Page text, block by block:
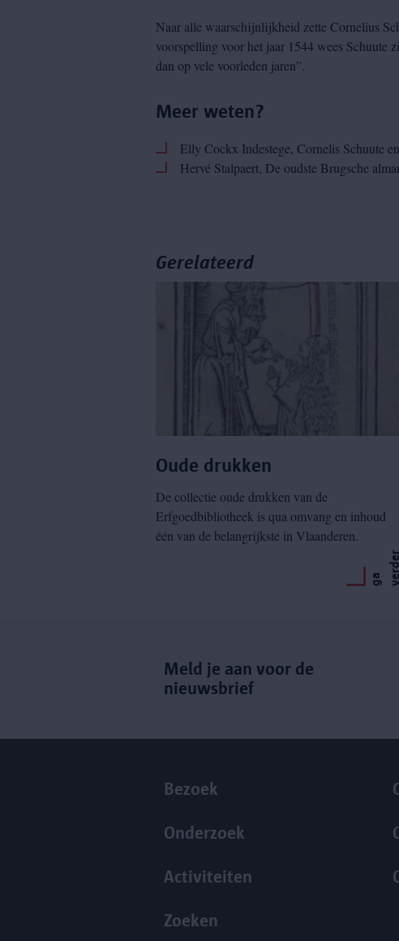
Naar alle waarschijnlijkheid zette Cornelius
voorspelling voor het jaar 1544 wees Schuute
dan op vele voorleden jaren”.
Meer weten?
Elly Cockx Indestege, Cornelis Schuute
Hervé Stalpaert, De oudste Brugsche
Gerelateerd
Oude drukken
De collectie oude drukken van de
Erfgoedbibliotheek is qua omvang en inhoud
één van de belangrijkste in Vlaanderen.
g
a
v
e
r
d
e r
Meld je aan voor de
nieuwsbrief
Bezoek
Onderzoek
Activiteiten
Zoeken